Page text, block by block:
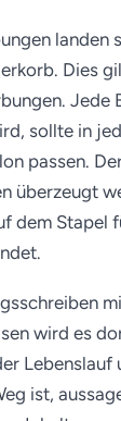
landen
Dies
Jede
sollte in
passen.
überzeugt
dem Stapel
wird es
Lebenslauf
ist,